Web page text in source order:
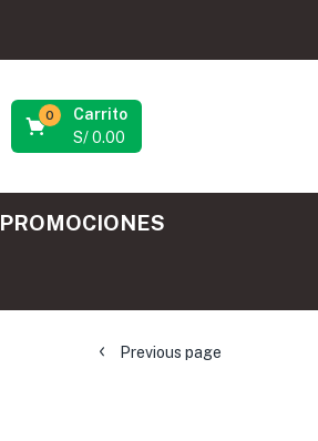
Carrito
0
S/0.00
PROMOCIONES
Previous page